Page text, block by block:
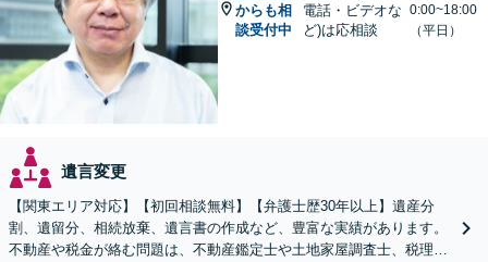
からも相
談受付中
電話・ビデオな
ど)は応相談
0:00~18:00
（平日）
遺言変更
【関東エリア対応】【初回相談無料】【弁護士歴30年以上】遺産分
割、遺留分、相続放棄、遺言書の作成など、豊富な実績があります。
不動産や税金が絡む問題は、不動産鑑定士や土地家屋調査士、税理士